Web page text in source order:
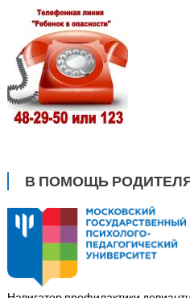
В ПОМОЩЬ